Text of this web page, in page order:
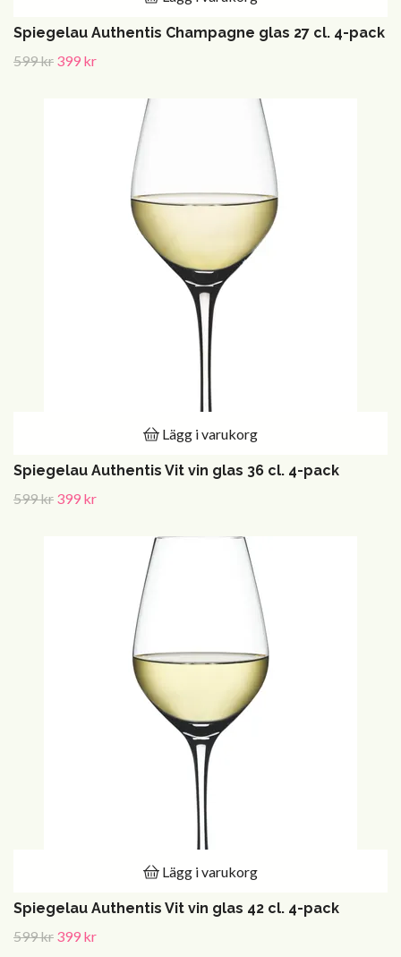
Spiegelau Authentis Champagne glas 27 cl. 4-pack
599 kr 399 kr
Lägg i varukorg
Spiegelau Authentis Vit vin glas 36 cl. 4-pack
599 kr 399 kr
Lägg i varukorg
Spiegelau Authentis Vit vin glas 42 cl. 4-pack
599 kr 399 kr